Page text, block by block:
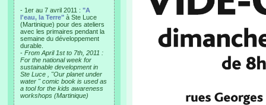
- 1er au 7 avril 2011 : "A
l'eau, la Terre" à Ste Luce
(Martinique) pour des ateliers
avec les primaires pendant la
semaine du développement
durable.
- From April 1st to 7th, 2011 :
For the national week for
sustainable development in
Ste Luce , "Our planet under
water " comic book is used as
a tool for the kids awareness
workshops (Martinique)